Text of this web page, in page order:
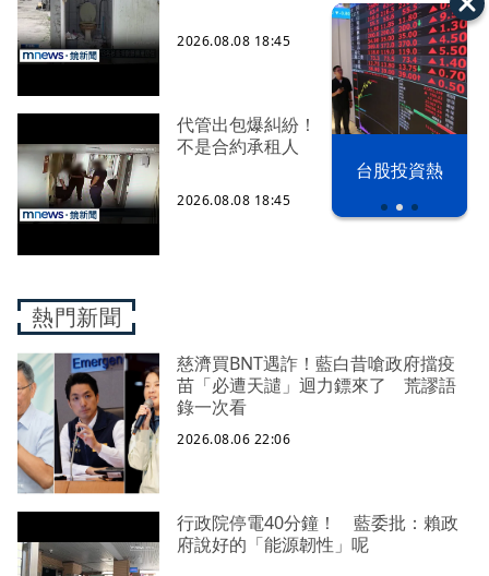
台股投資熱
2026.08.08 18:45
代管出包爆糾紛！ 租約到期房客卻
不是合約承租人
2026.08.08 18:45
熱門新聞
慈濟買BNT遇詐！藍白昔嗆政府擋疫
苗「必遭天譴」迴力鏢來了 荒謬語
錄一次看
2026.08.06 22:06
行政院停電40分鐘！ 藍委批：賴政
府說好的「能源韌性」呢